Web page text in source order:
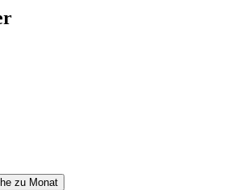
zu Monat